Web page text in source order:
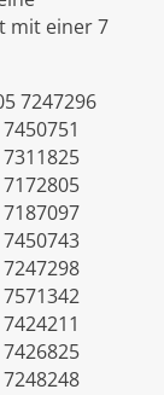
mit einer 7
7247296